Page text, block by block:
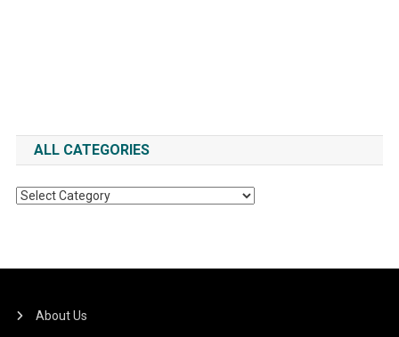
ALL CATEGORIES
All
About Us